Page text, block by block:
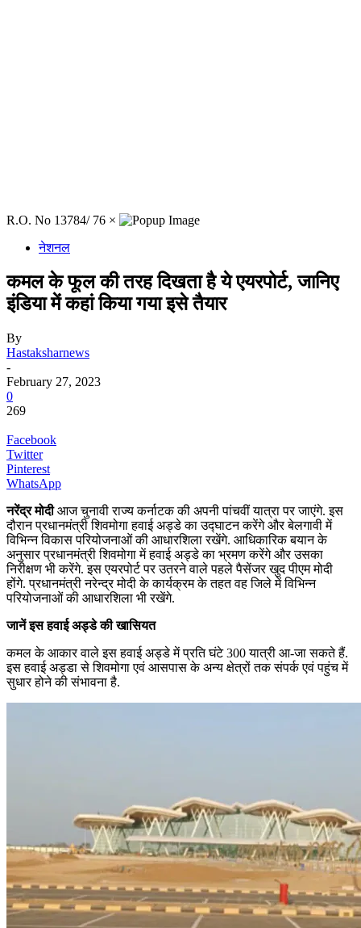
R.O. No 13784/ 76 ×
नेशनल
कमल के फूल की तरह दिखता है ये एयरपोर्ट, जानिए
इंडिया में कहां किया गया इसे तैयार
By
Hastaksharnews
-
February 27, 2023
0
269
Facebook
Twitter
Pinterest
WhatsApp
नरेंद्र मोदीआज चुनावी राज्य कर्नाटक की अपनी पांचवीं यात्रा पर जाएंगे. इस
दौरान प्रधानमंत्री शिवमोगा हवाई अड्डे का उद्घाटन करेंगे और बेलगावी में
विभिन्न विकास परियोजनाओं की आधारशिला रखेंगे. आधिकारिक बयान के
अनुसार प्रधानमंत्री शिवमोगा में हवाई अड्डे का भ्रमण करेंगे और उसका
निरीक्षण भी करेंगे. इस एयरपोर्ट पर उतरने वाले पहले पैसेंजर खुद पीएम मोदी
होंगे. प्रधानमंत्री नरेन्द्र मोदी के कार्यक्रम के तहत वह जिले में विभिन्न
परियोजनाओं की आधारशिला भी रखेंगे.
जानें इस हवाई अड्डे की खासियत
कमल के आकार वाले इस हवाई अड्डे में प्रति घंटे 300 यात्री आ-जा सकते हैं.
इस हवाई अड्डा से शिवमोगा एवं आसपास के अन्य क्षेत्रों तक संपर्क एवं पहुंच में
सुधार होने की संभावना है.